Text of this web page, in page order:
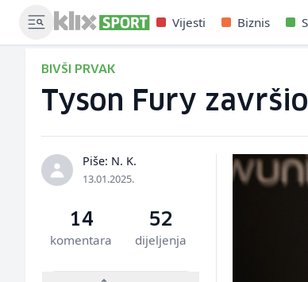
Vijesti Biznis
BIVŠI PRVAK
Tyson Fury
Piše: N. K.
13.01.2025.
14
komentara
52
dijeljenja